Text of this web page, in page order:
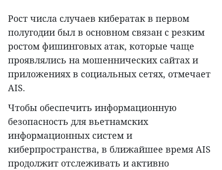
Рост числа случаев кибератак в первом
полугодии был в основном связан с резким
ростом фишинговых атак, которые чаще
проявлялись на мошеннических сайтах и
приложениях в социальных сетях, отмечает
AIS.
Чтобы обеспечить информационную
безопасность для вьетнамских
информационных систем и
киберпространства, в ближайшее время AIS
продолжит отслеживать и активно